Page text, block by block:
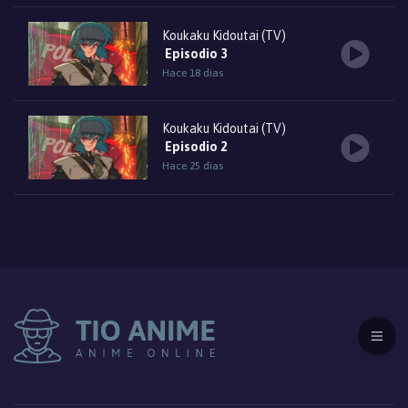
Koukaku Kidoutai (TV)
Episodio 3
Hace 18 dias
Koukaku Kidoutai (TV)
Episodio 2
Hace 25 dias